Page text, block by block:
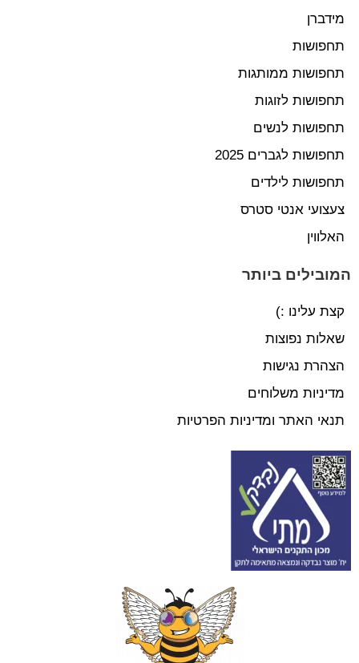
מידברן
תחפושות
תחפושות ממותגות
תחפושות לזוגות
תחפושות לנשים
תחפושות לגברים 2025
תחפושות לילדים
צעצועי אנטי סטרס
האלווין
המובילים ביותר
קצת עלינו :)
שאלות נפוצות
הצהרת נגישות
מדיניות משלוחים
תנאי האתר ומדיניות הפרטיות